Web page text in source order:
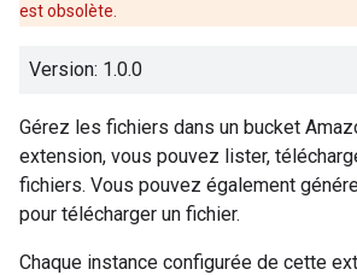
est obsolète.
Version: 1.0.0
Gérez les fichiers dans un bucket
extension, vous pouvez lister,
fichiers. Vous pouvez également
pour télécharger un fichier.
Chaque instance configurée de cette